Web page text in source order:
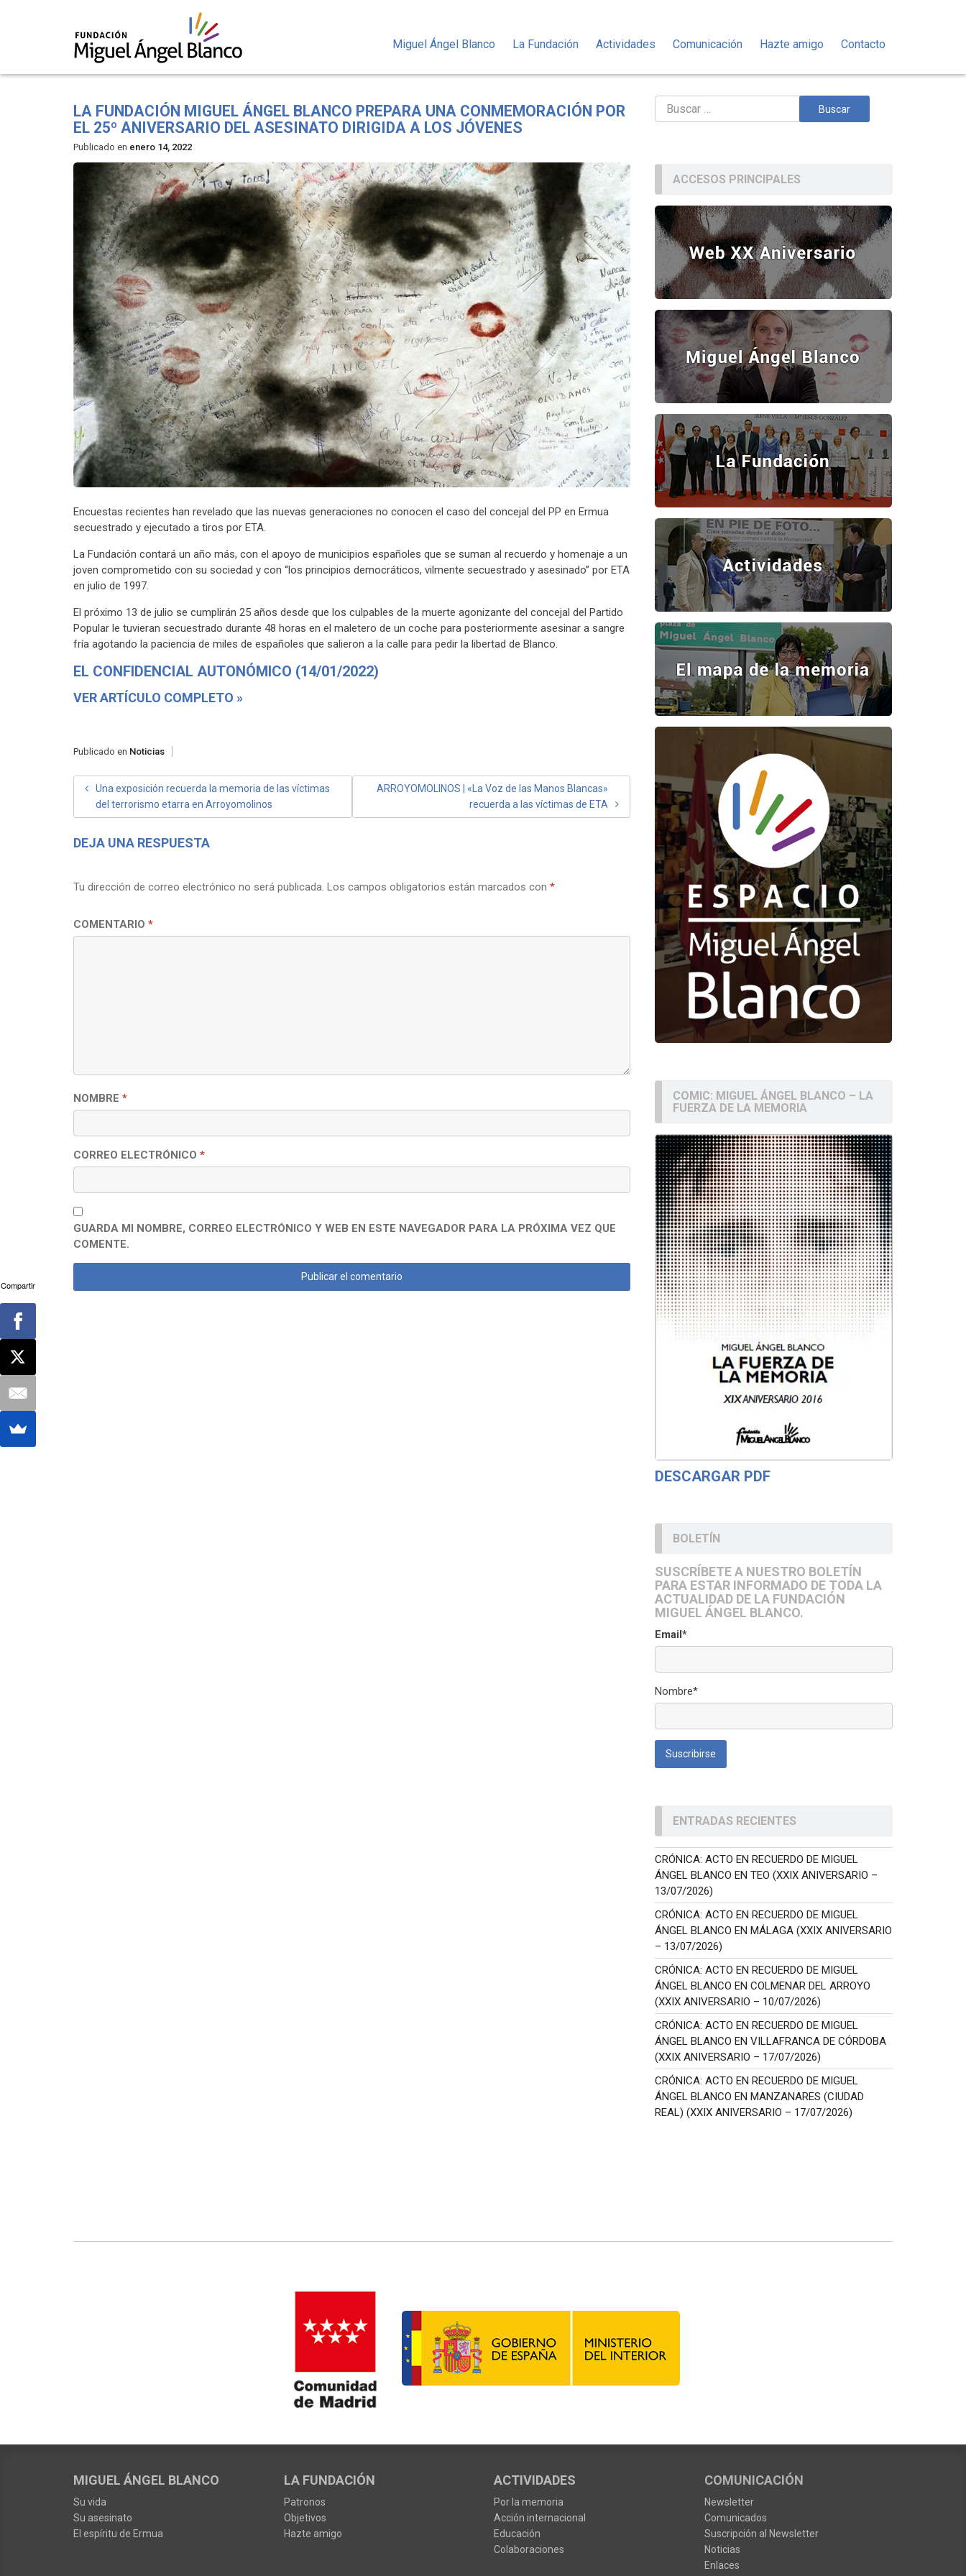
Miguel Ángel Blanco La Fundación Actividades Comunicación Hazte amigo Contacto
LA FUNDACIÓN MIGUEL ÁNGEL BLANCO PREPARA UNA CONMEMORACIÓN POR
EL 25º ANIVERSARIO DEL ASESINATO DIRIGIDA A LOS JÓVENES
Publicado en enero 14, 2022
Encuestas recientes han revelado que las nuevas generaciones no conocen el caso del concejal del PP en Ermua
secuestrado y ejecutado a tiros por ETA.
La Fundación contará un año más, con el apoyo de municipios españoles que se suman al recuerdo y homenaje a un
joven comprometido con su sociedad y con “los principios democráticos, vilmente secuestrado y asesinado” por ETA
en julio de 1997.
El próximo 13 de julio se cumplirán 25 años desde que los culpables de la muerte agonizante del concejal del Partido
Popular le tuvieran secuestrado durante 48 horas en el maletero de un coche para posteriormente asesinar a sangre
fría agotando la paciencia de miles de españoles que salieron a la calle para pedir la libertad de Blanco.
EL CONFIDENCIAL AUTONÓMICO (14/01/2022)
VER ARTÍCULO COMPLETO »
Publicado en Noticias
NAVEGACIÓN
DE
ENTRADAS
Una exposición recuerda la memoria de las víctimas
del terrorismo etarra en Arroyomolinos
ARROYOMOLINOS | «La Voz de las Manos Blancas»
recuerda a las víctimas de ETA
DEJA UNA RESPUESTA
Tu dirección de correo electrónico no será publicada. Los campos obligatorios están marcados con *
COMENTARIO *
NOMBRE *
CORREO ELECTRÓNICO *
GUARDA MI NOMBRE, CORREO ELECTRÓNICO Y WEB EN ESTE NAVEGADOR PARA LA PRÓXIMA VEZ QUE
COMENTE.
Buscar:
ACCESOS PRINCIPALES
COMIC: MIGUEL ÁNGEL BLANCO – LA
FUERZA DE LA MEMORIA
DESCARGAR PDF
BOLETÍN
SUSCRÍBETE A NUESTRO BOLETÍN
PARA ESTAR INFORMADO DE TODA LA
ACTUALIDAD DE LA FUNDACIÓN
MIGUEL ÁNGEL BLANCO.
Email*
Nombre*
ENTRADAS RECIENTES
CRÓNICA: ACTO EN RECUERDO DE MIGUEL
ÁNGEL BLANCO EN TEO (XXIX ANIVERSARIO –
13/07/2026)
CRÓNICA: ACTO EN RECUERDO DE MIGUEL
ÁNGEL BLANCO EN MÁLAGA (XXIX ANIVERSARIO
– 13/07/2026)
CRÓNICA: ACTO EN RECUERDO DE MIGUEL
ÁNGEL BLANCO EN COLMENAR DEL ARROYO
(XXIX ANIVERSARIO – 10/07/2026)
CRÓNICA: ACTO EN RECUERDO DE MIGUEL
ÁNGEL BLANCO EN VILLAFRANCA DE CÓRDOBA
(XXIX ANIVERSARIO – 17/07/2026)
CRÓNICA: ACTO EN RECUERDO DE MIGUEL
ÁNGEL BLANCO EN MANZANARES (CIUDAD
REAL) (XXIX ANIVERSARIO – 17/07/2026)
MIGUEL ÁNGEL BLANCO
Su vida
Su asesinato
El espíritu de Ermua
LA FUNDACIÓN
Patronos
Objetivos
Hazte amigo
ACTIVIDADES
Por la memoria
Acción internacional
Educación
Colaboraciones
COMUNICACIÓN
Newsletter
Comunicados
Suscripción al Newsletter
Noticias
Enlaces
Compartir